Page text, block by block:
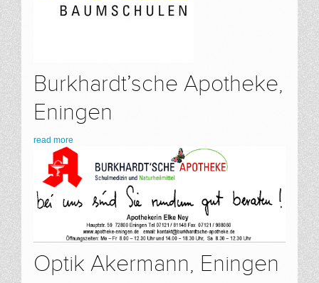
Burkhardt’sche Apotheke,
Eningen
read more
Optik Akermann, Eningen